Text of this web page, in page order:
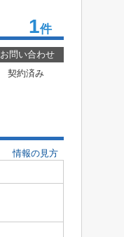
1件
お問い合わせ
契約済み
情報の見方